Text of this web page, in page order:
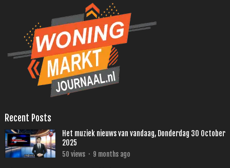
Recent Posts
Het muziek nieuws van vandaag, Donderdag 30 October
2025
50 views · 9 months ago